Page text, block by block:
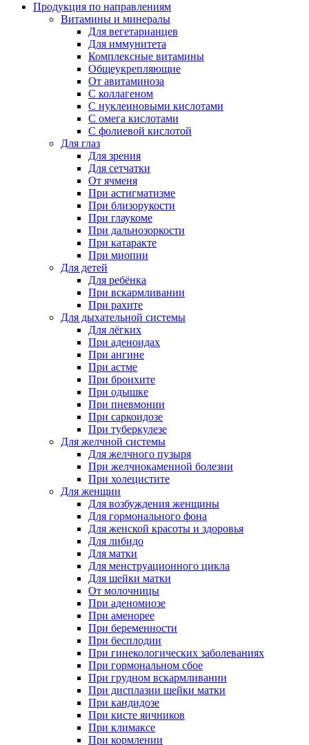
Продукция по направлениям
Витамины и минералы
Для вегетарианцев
Для иммунитета
Комплексные витамины
Общеукрепляющие
От авитаминоза
С коллагеном
С нуклеиновыми кислотами
С омега кислотами
С фолиевой кислотой
Для глаз
Для зрения
Для сетчатки
От ячменя
При астигматизме
При близорукости
При глаукоме
При дальнозоркости
При катаракте
При миопии
Для детей
Для ребёнка
При вскармливании
При рахите
Для дыхательной системы
Для лёгких
При аденоидах
При ангине
При астме
При бронхите
При одышке
При пневмонии
При саркоидозе
При туберкулезе
Для желчной системы
Для желчного пузыря
При желчнокаменной болезни
При холецистите
Для женщин
Для возбуждения женщины
Для гормонального фона
Для женской красоты и здоровья
Для либидо
Для матки
Для менструационного цикла
Для шейки матки
От молочницы
При аденомиозе
При аменорее
При беременности
При бесплодии
При гинекологических заболеваниях
При гормональном сбое
При грудном вскармливании
При дисплазии шейки матки
При кандидозе
При кисте яичников
При климаксе
При кормлении